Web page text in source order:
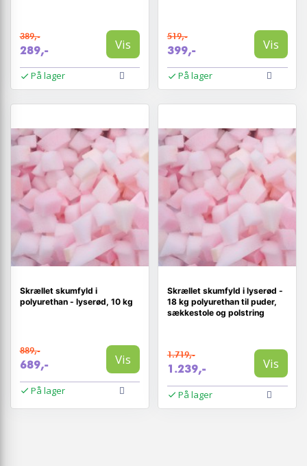
389,-
289,- Vis
På lager
519,-
399,- Vis
På lager
Skrællet skumfyld i
polyurethan - lyserød, 10 kg
889,-
689,- Vis
På lager
Skrællet skumfyld i lyserød -
18 kg polyurethan til puder,
sækkestole og polstring
1.719,-
1.239,- Vis
På lager